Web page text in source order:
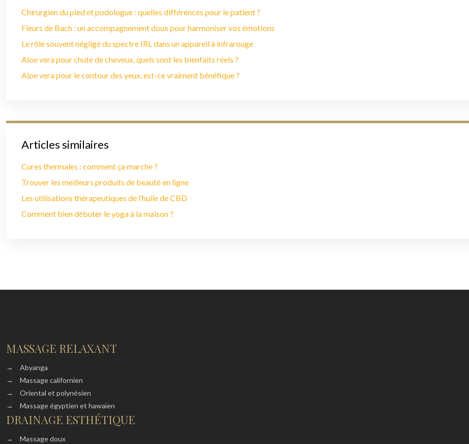
Chirurgien du pied et podologue : quelles différences pour le patient ?
Fleurs de Bach : un accompagnement doux pour harmoniser vos émotions
Le rôle souvent négligé du spectre IRL dans un appareil à infrarouge
Aloe vera pour chute de cheveux, quels sont les bienfaits réels ?
Aloe vera pour le contour des yeux, est-ce vraiment bénéfique ?
Articles similaires
Cures thermales : comment ça marche ?
Trouver les meilleurs produits de beauté en ligne
Les utilisations thérapeutiques de l’huile de CBD
Comment bien débuter le yoga à la maison ?
MASSAGE RELAXANT
→
Abyanga
→
Massage californien
→
Oriental et polynésien
→
Massage égyptien et hawaïen
DRAINAGE ESTHÉTIQUE
→ Massage doux